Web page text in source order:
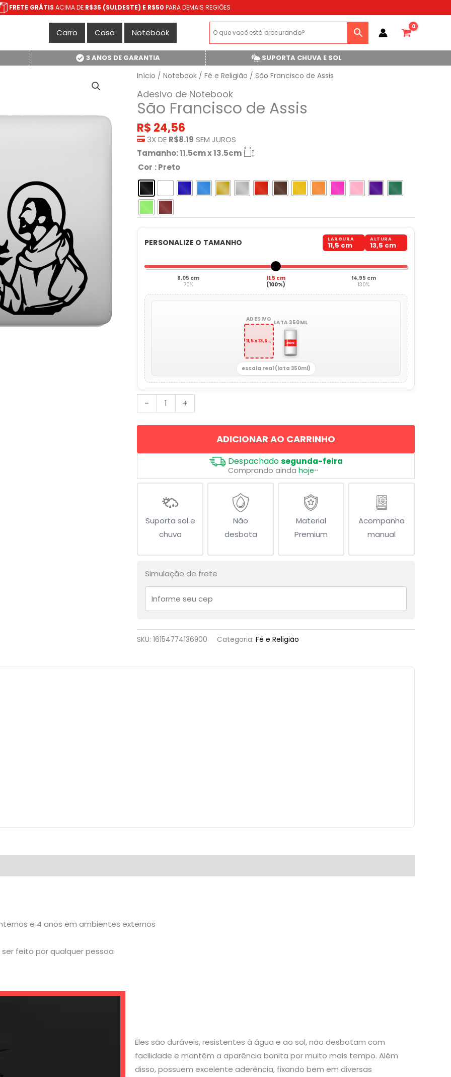
FRETE GRÁTIS ACIMA DE R$35 (SULDESTE) E R$50 PARA DEMAIS REGIÕES
Carro Casa Notebook
3 ANOS DE GARANTIA
SUPORTA CHUVA E SOL
Início / Notebook / Fé e Religião / São Francisco de Assis
Adesivo de Notebook
São Francisco de Assis
R$ 24,56
3X DE R$8.19 SEM JUROS
Tamanho: 11.5cm x 13.5cm
Cor : Preto
PERSONALIZE O TAMANHO LARGURA
11,5 cm
ALTURA
13,5 cm
8,05 cm
70%
11,5 cm
(100%)
14,95 cm
130%
ADESIVO
11,5 x 13,5 cm
LATA 350ML
escala real (lata 350ml)
-
São
Francisco
de
quantidade
+
ADICIONAR AO CARRINHO
Despachadosegunda-feira
Comprando ainda hoje**
Suporta sol e
chuva
Não
desbota
Material
Premium
Acompanha
manual
Simulação de frete
SKU: 16154774136900 Categoria: Fé e Religião
e 4 anos em ambientes externos
feito por qualquer pessoa
Eles são duráveis, resistentes à água e ao sol, não desbotam com
facilidade e mantêm a aparência bonita por muito mais tempo. Além
disso, possuem excelente aderência, fixando bem em diversas